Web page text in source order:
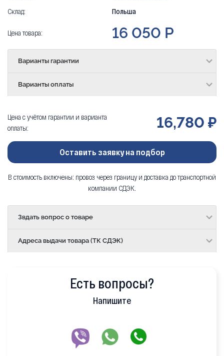
Склад:
Польша
Цена товара: 16 050 Р
Варианты гарантии
Варианты оплаты
Цена с учётом гарантии и варианта
оплаты:
16,780 ₽
Оставить заявку на подбор
В стоимость включены: провоз через границу и доставка до транспортной
компании СДЭК.
Звдать вопрос о товаре
Адреса выдачи товара (ТК СДЭК)
Есть вопросы?
Напишите